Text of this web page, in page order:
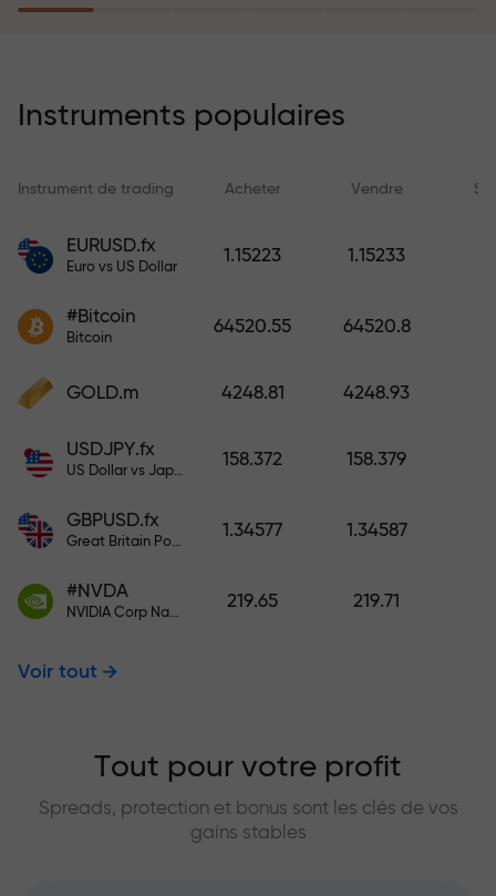
rêves simplement en effectuant un
risques rembourse vos pertes et
garantit un triplement des profits
tranquillité — votre capital est
dépôt. X1000 n’est pas une erreur.
Instruments populaires
Instrument de trading Acheter Vendre
EURUSD.fx
Euro vs US Dollar
1.15223 1.15233
#Bitcoin
Bitcoin
64520.55 64520.8
GOLD.m 4248.81 4248.93
USDJPY.fx
US Dollar vs Japanese Yen
158.372 158.379
GBPUSD.fx
Great Britain Pound vs US Dollar
1.34577 1.34587
#NVDA
NVIDIA Corp Nasdaq Stock Exchange (Nasdaq) USD
219.65 219.71
Voir tout
Tout pour votre profit
Spreads, protection et bonus sont les clés de vos
gains stables